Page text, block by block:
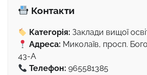
Контакти
Категорія: Заклади вищої
Адреса: Миколаїв, просп.
43-А
Телефон: 965581385